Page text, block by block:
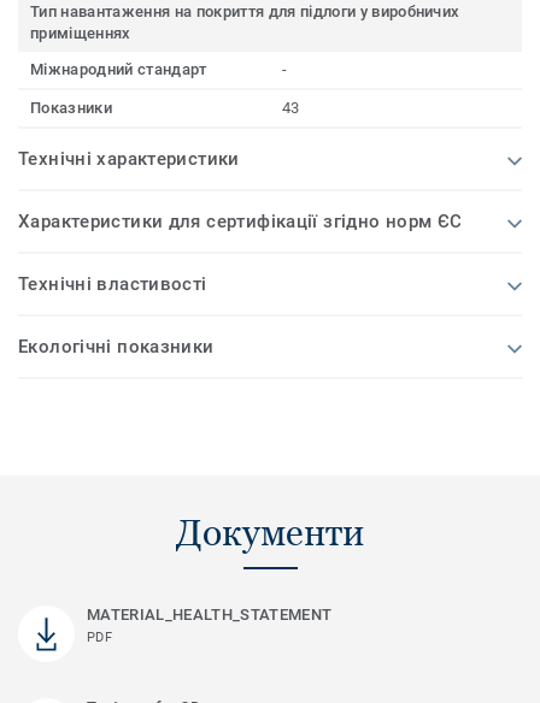
Тип навантаження на покриття для підлоги у виробничих
приміщеннях
Міжнародний стандарт
-
Показники 43
Технічні характеристики
Характеристики для сертифікації згідно норм ЄС
Технічні властивості
Екологічні показники
Документи
MATERIAL_HEALTH_STATEMENT
PDF